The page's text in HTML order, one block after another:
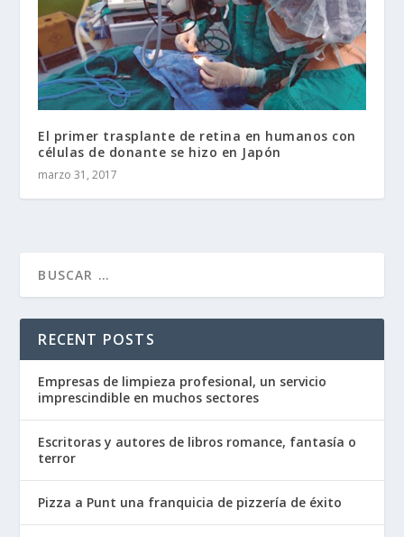
El primer trasplante de retina en humanos con
células de donante se hizo en Japón
marzo 31, 2017
RECENT POSTS
Empresas de limpieza profesional, un servicio
imprescindible en muchos sectores
Escritoras y autores de libros romance, fantasía o
terror
Pizza a Punt una franquicia de pizzería de éxito